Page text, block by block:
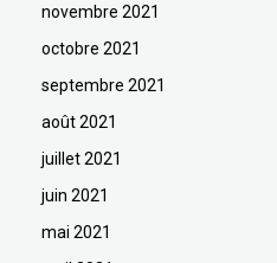
novembre 2021
octobre 2021
septembre 2021
août 2021
juillet 2021
juin 2021
mai 2021